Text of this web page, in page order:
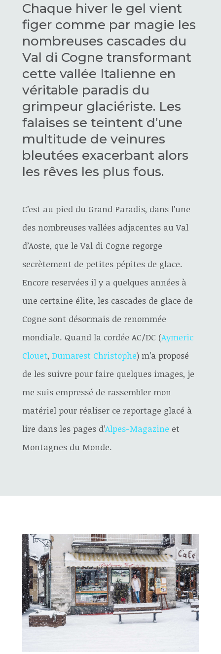
Chaque hiver le gel vient
figer comme par magie les
nombreuses cascades du
Val di Cogne transformant
cette vallée Italienne en
véritable paradis du
grimpeur glaciériste. Les
falaises se teintent d’une
multitude de veinures
bleutées exacerbant alors
les rêves les plus fous.
C’est au pied du Grand Paradis, dans l’une
des nombreuses vallées adjacentes au Val
d’Aoste, que le Val di Cogne regorge
secrètement de petites pépites de glace.
Encore reservées il y a quelques années à
une certaine élite, les cascades de glace de
Cogne sont désormais de renommée
mondiale. Quand la cordée AC/DC (Aymeric
Clouet, Dumarest Christophe) m’a proposé
de les suivre pour faire quelques images, je
me suis empressé de rassembler mon
matériel pour réaliser ce reportage glacé à
lire dans les pages d’Alpes-Magazine et
Montagnes du Monde.